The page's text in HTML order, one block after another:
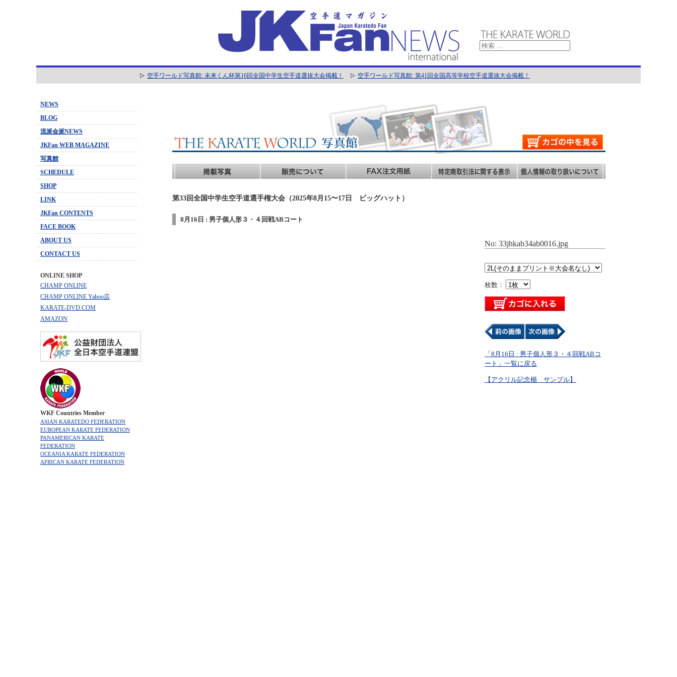
空手ワールド写真館: 未来くん杯第16回全国中学生空手道選抜大会掲載！ 空手ワールド写真館: 第41回全国高等学校空手道選抜大会掲載！
NEWS
BLOG
流派会派NEWS
JKFan WEB MAGAZINE
写真館
SCHEDULE
SHOP
LINK
JKFan CONTENTS
FACE BOOK
ABOUT US
CONTACT US
ONLINE SHOP
CHAMP ONLINE
CHAMP ONLINE Yahoo店
KARATE-DVD.COM
AMAZON
WKF Countries Member
ASIAN KARATEDO FEDERATION
EUROPEAN KARATE FEDERATION
PANAMERICAN KARATE
FEDERATION
OCEANIA KARATE FEDERATION
AFRICAN KARATE FEDERATION
第33回全国中学生空手道選手権大会（2025年8月15〜17日 ビッグハット）
8月16日 : 男子個人形３・４回戦ABコート
No: 33jhkab34ab0016.jpg
枚数：
「8月16日 : 男子個人形３・４回戦ABコ
ート」一覧に戻る
【アクリル記念楯 サンプル】